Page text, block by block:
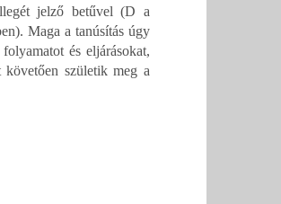
jelző betűvel (D a
Maga a tanúsítás úgy
követően születik meg a